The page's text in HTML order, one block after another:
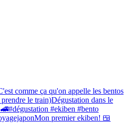
comme ça qu'on appelle les bentos
le train)Dégustation dans le
#ekiben #bento
premier ekiben! 🍱